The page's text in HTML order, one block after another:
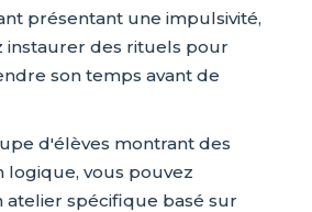
présentant une impulsivité,
instaurer des rituels pour
son temps avant de
d'élèves montrant des
logique, vous pouvez
atelier spécifique basé sur